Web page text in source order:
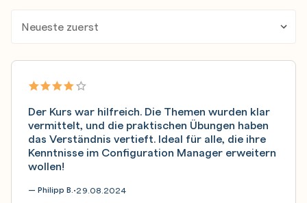
Der Kurs war hilfreich. Die Themen wurden klar
vermittelt, und die praktischen Übungen haben
das Verständnis vertieft. Ideal für alle, die ihre
Kenntnisse im Configuration Manager erweitern
wollen!
— Philipp B.•29.08.2024